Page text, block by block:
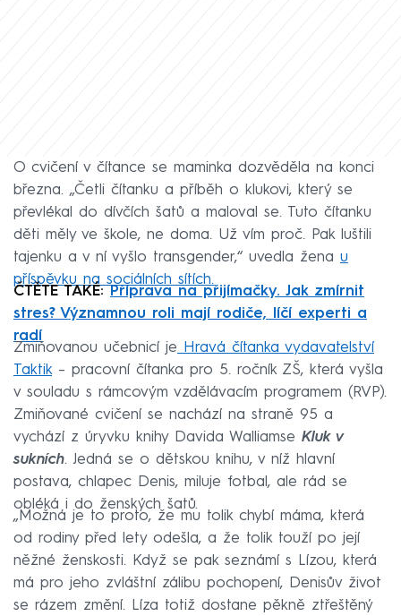
O cvičení v čítance se maminka dozvěděla na konci
března. „Četli čítanku a příběh o klukovi, který se
převlékal do dívčích šatů a maloval se. Tuto čítanku
děti měly ve škole, ne doma. Už vím proč. Pak luštili
tajenku a v ní vyšlo transgender,“ uvedla žena u
příspěvku na sociálních sítích.
ČTĚTE TAKÉ:
Příprava na přijímačky. Jak zmírnit
stres? Významnou roli mají rodiče, líčí experti a
radí
Zmiňovanou učebnicí je Hravá čítanka vydavatelství
Taktik– pracovní čítanka pro 5. ročník ZŠ, která vyšla
v souladu s rámcovým vzdělávacím programem (RVP).
Zmiňované cvičení se nachází na straně 95 a
vychází z úryvku knihy Davida Walliamse Kluk v
sukních. Jedná se o dětskou knihu, v níž hlavní
postava, chlapec Denis, miluje fotbal, ale rád se
obléká i do ženských šatů.
„Možná je to proto, že mu tolik chybí máma, která
od rodiny před lety odešla, a že tolik touží po její
něžné ženskosti. Když se pak seznámí s Lízou, která
má pro jeho zvláštní zálibu pochopení, Denisův život
se rázem změní. Líza totiž dostane pěkně ztřeštěný